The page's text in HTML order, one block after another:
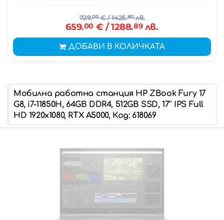
729.00€/ 1425.80лв.
659.00€ / 1288.89лв.
ДОБАВИ В КОЛИЧКАТА
Мобилна работна станция HP ZBook Fury 17
G8, i7-11850H, 64GB DDR4, 512GB SSD, 17'' IPS Full
HD 1920x1080, RTX A5000, Код: 618069